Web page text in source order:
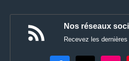
Nos réseaux
Recevez les